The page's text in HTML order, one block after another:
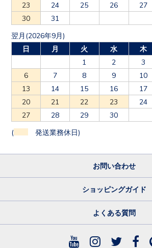
23
24 25 26 27
30
31
翌月(2026年9月)
日
月 火 水 木
1
2 3
6
7 8 9 10
13
14 15 16 17
20
21 22 23 24
27
28 29 30
( 発送業務休日)
お問い合わせ
ショッピングガイド
よくある質問